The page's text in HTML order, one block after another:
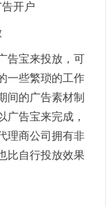
开户
告宝来投放，可
一些繁琐的工作
间的广告素材制
广告宝来完成，
理商公司拥有非
比自行投放效果